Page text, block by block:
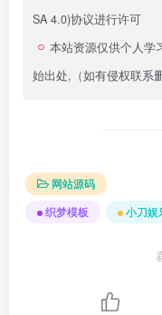
SA 4.0)协议进行许可
本站资源仅供个人学
始出处,（如有侵权联系
网站源码
织梦模板
小刀娱